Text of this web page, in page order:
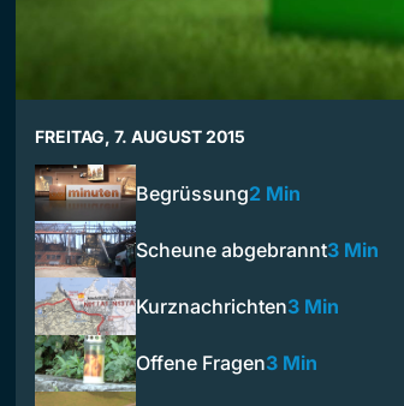
FREITAG, 7. AUGUST 2015
Begrüssung2 Min
Scheune abgebrannt3 Min
Kurznachrichten3 Min
Offene Fragen3 Min